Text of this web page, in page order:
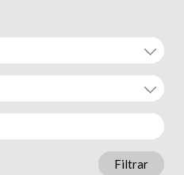
Filtrar